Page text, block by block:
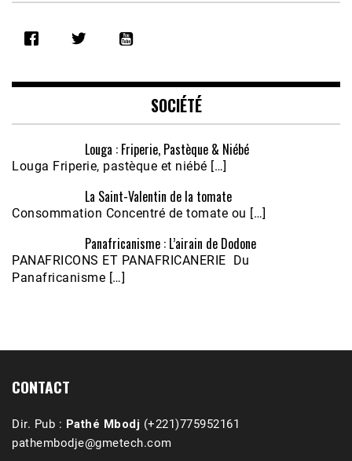
RSS FEED
EMBED
Écoutez le parcours de Claudiane Kapia
Nobana (Podologue)
Feb 24, 2021 • 28mn
SOCIÉTÉ
Louga : Friperie, Pastèque & Niébé
Louga Friperie, pastèque et niébé […]
La Saint-Valentin de la tomate
Consommation Concentré de tomate ou […]
Panafricanisme : L’airain de Dodone
PANAFRICONS ET PANAFRICANERIE Du
Panafricanisme […]
CONTACT
Dir. Pub : Pathé Mbodj (+221)775952161
pathembodje@gmetech.com